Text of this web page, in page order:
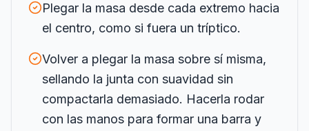
Plegar la masa desde cada extremo hacia
el centro, como si fuera un tríptico.
Volver a plegar la masa sobre sí misma,
sellando la junta con suavidad sin
compactarla demasiado. Hacerla rodar
con las manos para formar una barra y